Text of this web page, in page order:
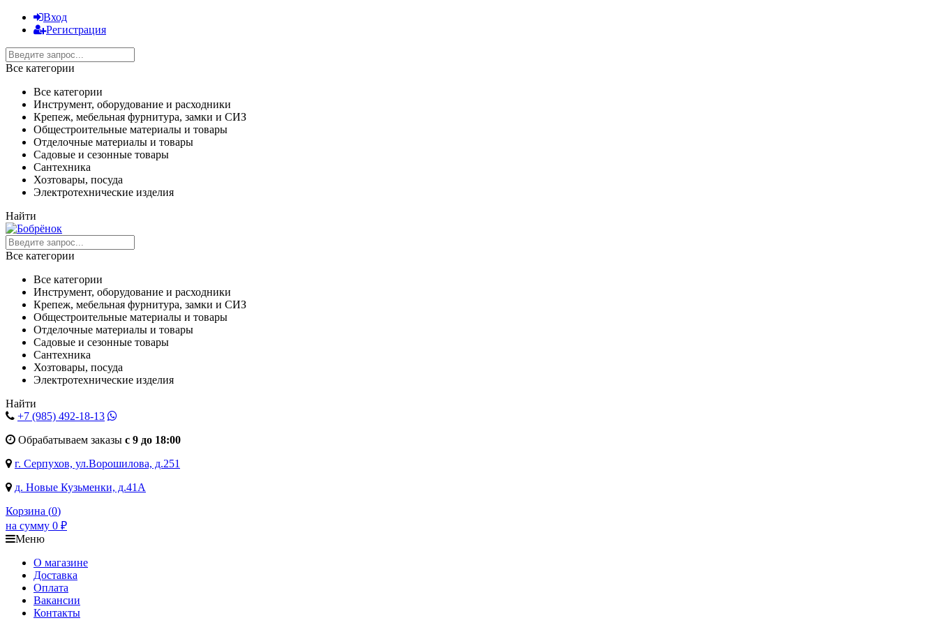
Вход
Регистрация
Все категории
Все категории
Инструмент, оборудование и расходники
Крепеж, мебельная фурнитура, замки и СИЗ
Общестроительные материалы и товары
Отделочные материалы и товары
Садовые и сезонные товары
Сантехника
Хозтовары, посуда
Электротехнические изделия
Найти
Все категории
Все категории
Инструмент, оборудование и расходники
Крепеж, мебельная фурнитура, замки и СИЗ
Общестроительные материалы и товары
Отделочные материалы и товары
Садовые и сезонные товары
Сантехника
Хозтовары, посуда
Электротехнические изделия
Найти
+7 (985) 492-18-13
Обрабатываем заказы с 9 до 18:00
г. Серпухов, ул.Ворошилова, д.251
д. Новые Кузьменки, д.41А
Корзина (0)
на сумму 0 ₽
Меню
О магазине
Доставка
Оплата
Вакансии
Контакты